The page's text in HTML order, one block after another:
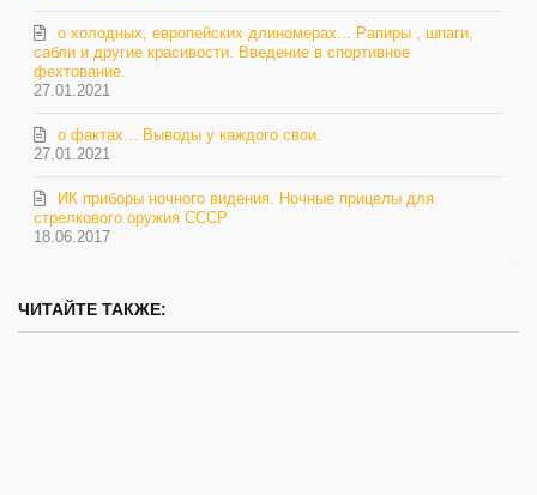
27.01.2021
о холодных, европейских длиномерах... Рапиры , шпаги,
сабли и другие красивости. Введение в спортивное
фехтование.
27.01.2021
о фактах... Выводы у каждого свои.
18.06.2017
ИК приборы ночного видения. Ночные прицелы для
стрелкового оружия СССР
ЧИТАЙТЕ ТАКЖЕ: